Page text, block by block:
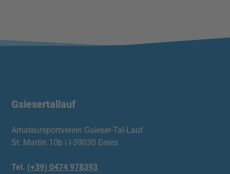
Gsiesertallauf
Amateursportverein Gsieser-Tal-Lauf
St. Martin 10b | I-39030 Gsies
Tel. (+39) 0474 978393